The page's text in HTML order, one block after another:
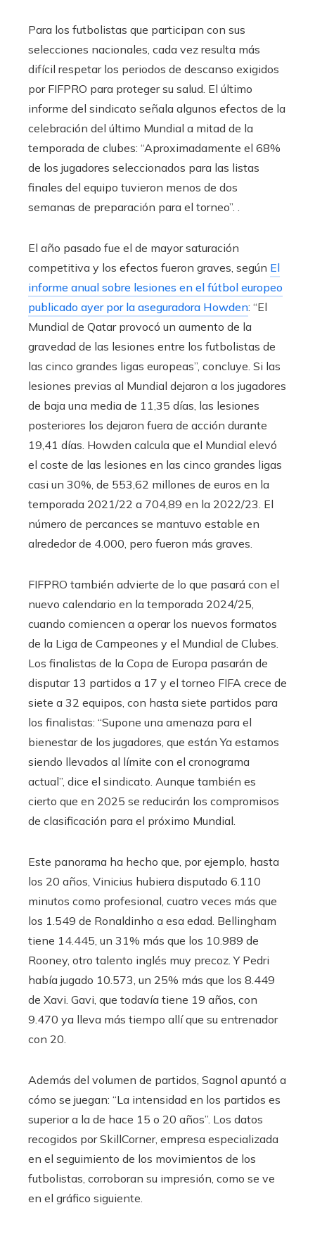
Para los futbolistas que participan con sus
selecciones nacionales, cada vez resulta más
difícil respetar los periodos de descanso exigidos
por FIFPRO para proteger su salud. El último
informe del sindicato señala algunos efectos de la
celebración del último Mundial a mitad de la
temporada de clubes: “Aproximadamente el 68%
de los jugadores seleccionados para las listas
finales del equipo tuvieron menos de dos
semanas de preparación para el torneo”. .
El año pasado fue el de mayor saturación
competitiva y los efectos fueron graves, según El
informe anual sobre lesiones en el fútbol europeo
publicado ayer por la aseguradora Howden: “El
Mundial de Qatar provocó un aumento de la
gravedad de las lesiones entre los futbolistas de
las cinco grandes ligas europeas”, concluye. Si las
lesiones previas al Mundial dejaron a los jugadores
de baja una media de 11,35 días, las lesiones
posteriores los dejaron fuera de acción durante
19,41 días. Howden calcula que el Mundial elevó
el coste de las lesiones en las cinco grandes ligas
casi un 30%, de 553,62 millones de euros en la
temporada 2021/22 a 704,89 en la 2022/23. El
número de percances se mantuvo estable en
alrededor de 4.000, pero fueron más graves.
FIFPRO también advierte de lo que pasará con el
nuevo calendario en la temporada 2024/25,
cuando comiencen a operar los nuevos formatos
de la Liga de Campeones y el Mundial de Clubes.
Los finalistas de la Copa de Europa pasarán de
disputar 13 partidos a 17 y el torneo FIFA crece de
siete a 32 equipos, con hasta siete partidos para
los finalistas: “Supone una amenaza para el
bienestar de los jugadores, que están Ya estamos
siendo llevados al límite con el cronograma
actual”, dice el sindicato. Aunque también es
cierto que en 2025 se reducirán los compromisos
de clasificación para el próximo Mundial.
Este panorama ha hecho que, por ejemplo, hasta
los 20 años, Vinicius hubiera disputado 6.110
minutos como profesional, cuatro veces más que
los 1.549 de Ronaldinho a esa edad. Bellingham
tiene 14.445, un 31% más que los 10.989 de
Rooney, otro talento inglés muy precoz. Y Pedri
había jugado 10.573, un 25% más que los 8.449
de Xavi. Gavi, que todavía tiene 19 años, con
9.470 ya lleva más tiempo allí que su entrenador
con 20.
Además del volumen de partidos, Sagnol apuntó a
cómo se juegan: “La intensidad en los partidos es
superior a la de hace 15 o 20 años”. Los datos
recogidos por SkillCorner, empresa especializada
en el seguimiento de los movimientos de los
futbolistas, corroboran su impresión, como se ve
en el gráfico siguiente.